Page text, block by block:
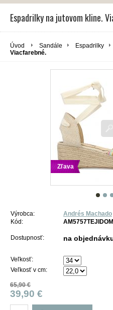
Espadrilky na jutovom kline.
Úvod Sandále Espadrilky
Viacfarebné.
Zľava
Výrobca:
Andrés Machado
Kód:
Dostupnosť: na
Veľkosť:
Veľkosť v cm:
65,90 €
39,90 €